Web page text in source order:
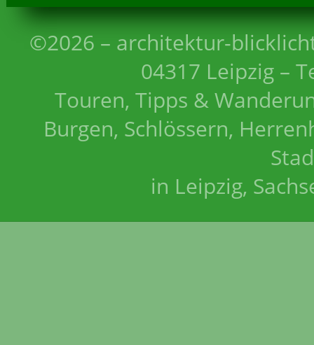
©2026 – architektur-
04317 Leipzig –
Touren, Tipps &
Burgen, Schlössern,
in Leipzig,